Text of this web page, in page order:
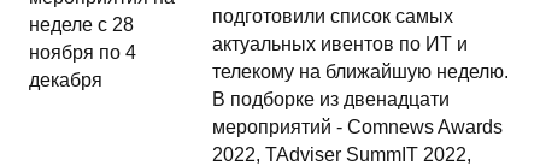
подготовили список самых
актуальных ивентов по ИТ и
телекому на ближайшую неделю.
В подборке из двенадцати
мероприятий - Comnews Awards
2022, TAdviser SummIT 2022,